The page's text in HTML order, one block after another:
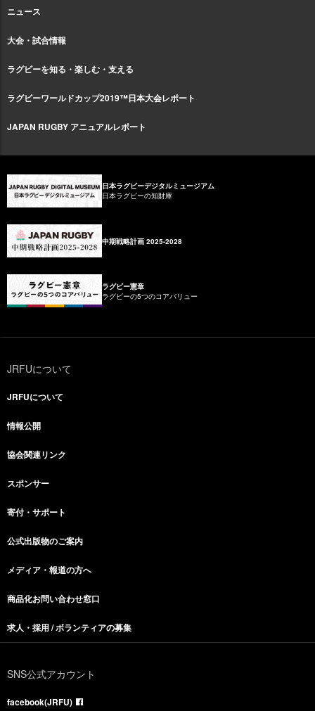
ニュース
大会・試合情報
ラグビーを知る・楽しむ・支える
ラグビーワールドカップ2019™日本大会レポート
JAPAN RUGBY アニュアルレポート
日本ラグビーデジタルミュージアム
日本ラグビーの知財庫
中期戦略計画 2025-2028
ラグビー憲章
ラグビーの5つのコアバリュー
JRFUについて
JRFUについて
情報公開
協会関連リンク
スポンサー
寄付・サポート
公式出版物のご案内
メディア・報道の方へ
商品化お問い合わせ窓口
求人・採用 / ボランティアの募集
SNS公式アカウント
facebook(JRFU)